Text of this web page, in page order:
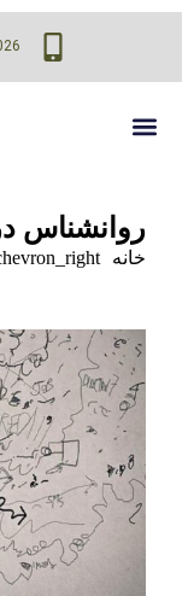
روانشناس در
chevron_right